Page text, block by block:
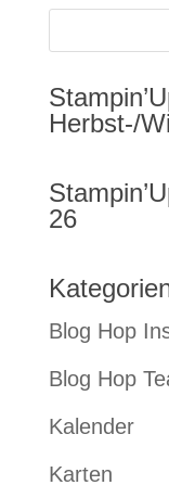
Herbst-/
26
Blog Hop
Blog Hop
Kalender
Karten